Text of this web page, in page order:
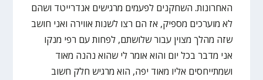
האחרונות. השחקנים לפעמים מרגישים אנדרייטד ושהם
לא מוערכים מספיק, אז הם רצו לשנות אווירה ואני חושב
שזה מהלך מצוין עבור שלושתם, לפחות עם רפי מנקו
אני מדבר בכל יום והוא אומר לי שהוא נהנה מאוד
ושמתייחסים אליו מאוד יפה, הוא מרגיש חלק חשוב